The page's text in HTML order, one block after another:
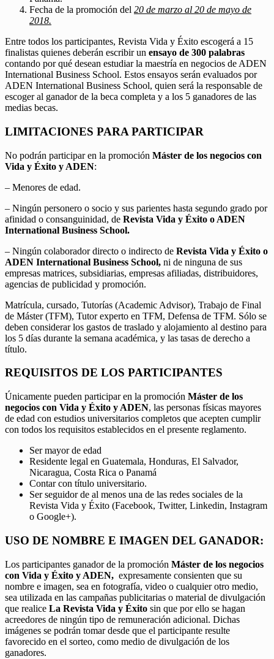
Fecha de la promoción del 20 de marzo al 20 de mayo de
2018.
Entre todos los participantes, Revista Vida y Éxito escogerá a 15
finalistas quienes deberán escribir un ensayo de 300 palabras
contando por qué desean estudiar la maestría en negocios de ADEN
International Business School. Estos ensayos serán evaluados por
ADEN International Business School, quien será la responsable de
escoger al ganador de la beca completa y a los 5 ganadores de las
medias becas.
LIMITACIONES PARA PARTICIPAR
No podrán participar en la promoción Máster de los negocios con
Vida y Éxito y ADEN:
– Menores de edad.
– Ningún personero o socio y sus parientes hasta segundo grado por
afinidad o consanguinidad, de Revista Vida y Éxito o ADEN
International Business School.
– Ningún colaborador directo o indirecto de Revista Vida y Éxito o
ADEN International Business School, ni de ninguna de sus
empresas matrices, subsidiarias, empresas afiliadas, distribuidores,
agencias de publicidad y promoción.
Matrícula, cursado, Tutorías (Academic Advisor), Trabajo de Final
de Máster (TFM), Tutor experto en TFM, Defensa de TFM. Sólo se
deben considerar los gastos de traslado y alojamiento al destino para
los 5 días durante la semana académica, y las tasas de derecho a
título.
REQUISITOS DE LOS PARTICIPANTES
Únicamente pueden participar en la promoción Máster de los
negocios con Vida y Éxito y ADEN, las personas físicas mayores
de edad con estudios universitarios completos que acepten cumplir
con todos los requisitos establecidos en el presente reglamento.
Ser mayor de edad
Residente legal en Guatemala, Honduras, El Salvador,
Nicaragua, Costa Rica o Panamá
Contar con título universitario.
Ser seguidor de al menos una de las redes sociales de la
Revista Vida y Éxito (Facebook, Twitter, Linkedin, Instagram
o Google+).
USO DE NOMBRE E IMAGEN DEL GANADOR:
Los participantes ganador de la promoción Máster de los negocios
con Vida y Éxito y ADEN, expresamente consienten que su
nombre e imagen, sea en fotografía, video o cualquier otro medio,
sea utilizada en las campañas publicitarias o material de divulgación
que realice La Revista Vida y Éxito sin que por ello se hagan
acreedores de ningún tipo de remuneración adicional. Dichas
imágenes se podrán tomar desde que el participante resulte
favorecido en el sorteo, como medio de divulgación de los
ganadores.